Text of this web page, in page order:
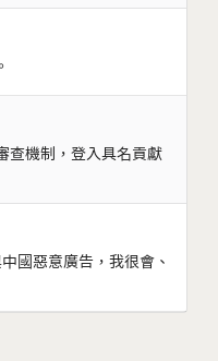
查機制，登入具名貢獻
國惡意廣告，我很會、